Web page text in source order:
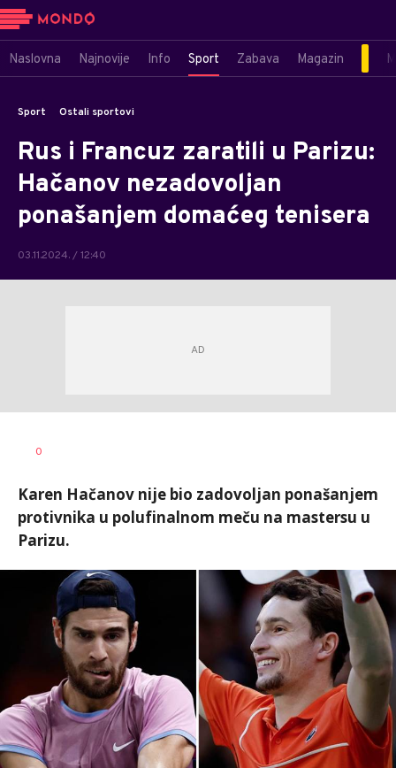
Naslovna Najnovije Info Sport Zabava Magazin
Sport Ostali sportovi
Rus i Francuz zaratili u Parizu:
Hačanov nezadovoljan
ponašanjem domaćeg tenisera
03.11.2024. / 12:40
0
Karen Hačanov nije bio zadovoljan ponašanjem
protivnika u polufinalnom meču na mastersu u
Parizu.